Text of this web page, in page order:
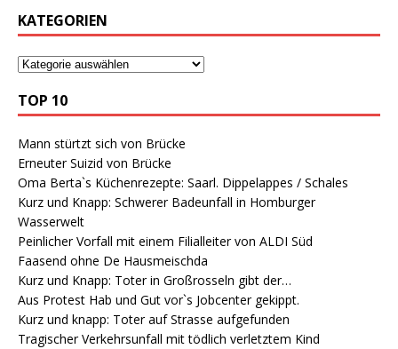
KATEGORIEN
TOP 10
Mann stürtzt sich von Brücke
Erneuter Suizid von Brücke
Oma Berta`s Küchenrezepte: Saarl. Dippelappes / Schales
Kurz und Knapp: Schwerer Badeunfall in Homburger
Wasserwelt
Peinlicher Vorfall mit einem Filialleiter von ALDI Süd
Faasend ohne De Hausmeischda
Kurz und Knapp: Toter in Großrosseln gibt der…
Aus Protest Hab und Gut vor`s Jobcenter gekippt.
Kurz und knapp: Toter auf Strasse aufgefunden
Tragischer Verkehrsunfall mit tödlich verletztem Kind